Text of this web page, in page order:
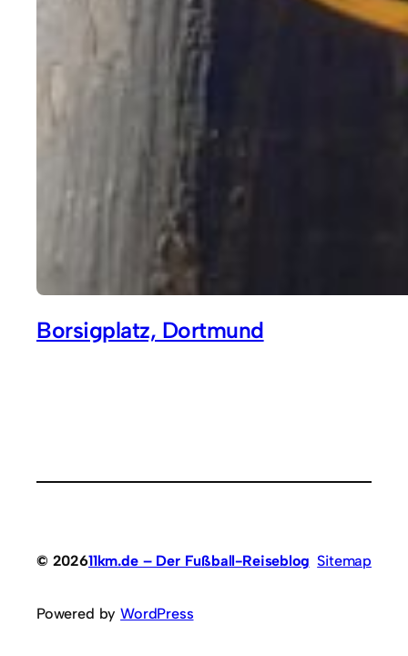
Borsigplatz, Dortmund
© 202611km.de – Der Fußball-Reiseblog Sitemap
Powered byWordPress